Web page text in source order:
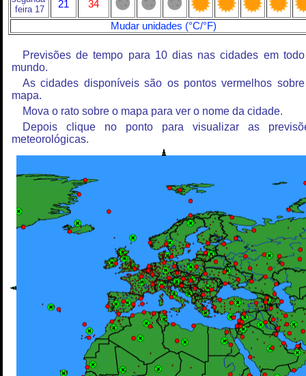
feira 17
21
34
Mudar unidades (°C/°F)
Previsões de tempo para 10 dias nas cidades em
mundo.
As cidades disponíveis são os pontos vermelhos
mapa.
Mova o rato sobre o mapa para ver o nome da cidade.
Depois clique no ponto para visualizar as
meteorológicas.